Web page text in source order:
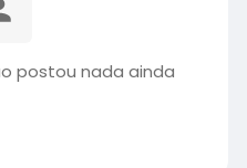
postou nada ainda